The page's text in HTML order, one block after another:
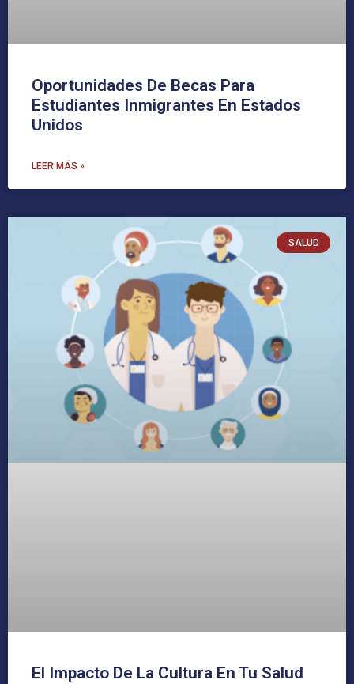
Oportunidades De Becas Para
Estudiantes Inmigrantes En Estados
Unidos
LEER MÁS »
SALUD
El Impacto De La Cultura En Tu Salud